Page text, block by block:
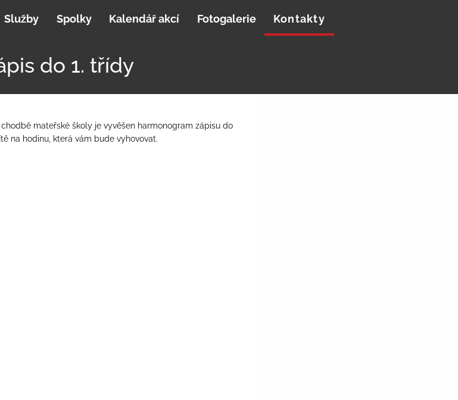
Služby Spolky Kalendář akcí Fotogalerie Kontakty
do 1. třídy
mateřské školy je vyvěšen harmonogram zápisu do
na hodinu, která vám bude vyhovovat.